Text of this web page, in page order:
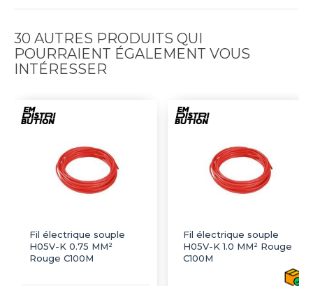
30 AUTRES PRODUITS QUI
POURRAIENT ÉGALEMENT VOUS
INTÉRESSER
Fil électrique souple
H05V-K 0.75 MM²
Rouge C100M
Fil électrique souple
H05V-K 1.0 MM² Rouge
C100M